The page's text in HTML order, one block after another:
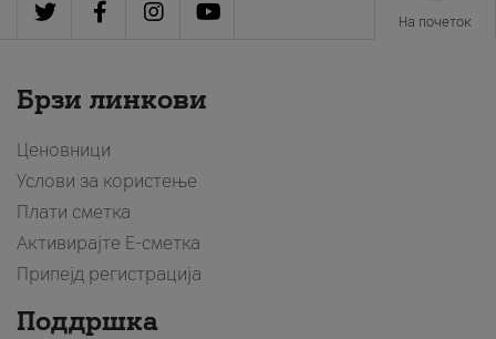
На почеток
Брзи линкови
Ценовници
Услови за користење
Плати сметка
Активирајте Е-сметка
Припејд регистрација
Поддршка